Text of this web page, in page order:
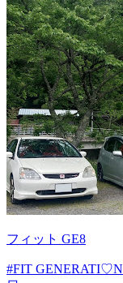
フィット GE8
#FIT GENERATI♡N